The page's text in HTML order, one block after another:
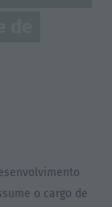
o cargo de